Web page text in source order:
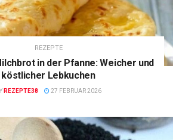
REZEPTE
in der Pfanne: Weicher und
köstlicher Lebkuchen
REZEPTE38 27 FEBRUAR 2026